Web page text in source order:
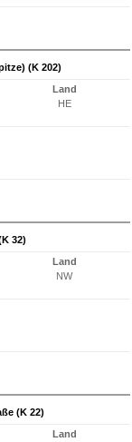
(K 202)
Land
HE
32)
Land
NW
(K 22)
Land